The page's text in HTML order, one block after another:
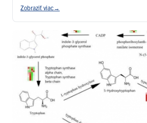
Zobraziť viac→